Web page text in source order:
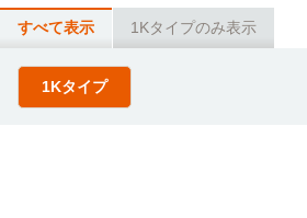
すべて表示 1Kタイプのみ表示
1Kタイプ